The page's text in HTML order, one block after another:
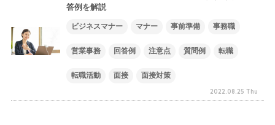
答例を解説
ビジネスマナー マナー 事前準備 事務職
営業事務 回答例 注意点 質問例 転職
転職活動 面接 面接対策
2022.08.25 Thu